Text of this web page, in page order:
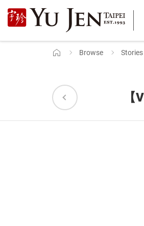
Yu
Jen
Taipei
Antique
Home Browse